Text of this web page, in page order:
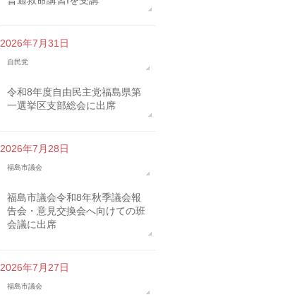
2026年7月31日
自民党
令和8年度自由民主党福島県第
一選挙区支部総会に出席
2026年7月28日
福島市議会
福島市議会令和8年秋季議会報
告会・意見交換会へ向けての班
会議に出席
2026年7月27日
福島市議会